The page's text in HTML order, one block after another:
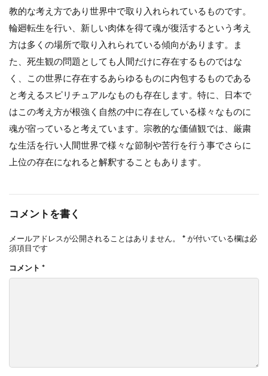
教的な考え方であり世界中で取り入れられているものです。
輪廻転生を行い、新しい肉体を得て魂が復活するという考え
方は多くの場所で取り入れられている傾向があります。ま
た、死生観の問題としても人間だけに存在するものではな
く、この世界に存在するあらゆるものに内包するものである
と考えるスピリチュアルなものも存在します。特に、日本で
はこの考え方が根強く自然の中に存在している様々なものに
魂が宿っていると考えています。宗教的な価値観では、厳粛
な生活を行い人間世界で様々な節制や苦行を行う事でさらに
上位の存在になれると解釈することもあります。
コメントを書く
メールアドレスが公開されることはありません。 *が付いている欄は必
須項目です
コメント *